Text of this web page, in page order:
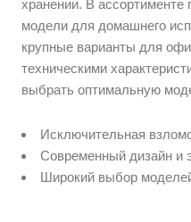
хранении. В ассортименте
модели для домашнего
крупные варианты для
техническими
выбрать оптимальную
Исключительная
Современный дизайн и
Широкий выбор